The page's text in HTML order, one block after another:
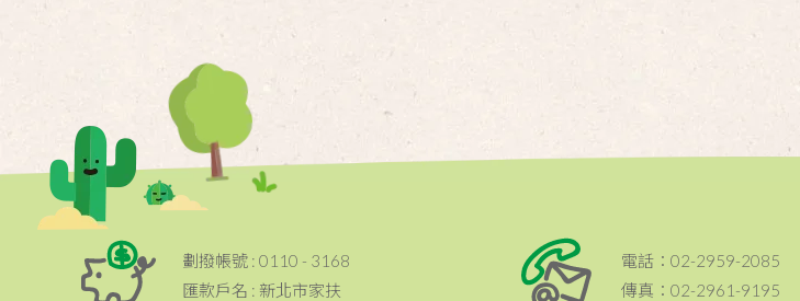
劃撥帳號 : 0110 - 3168
匯款戶名 : 新北市家扶
電話：02-2959-2085
傳真：02-2961-9195